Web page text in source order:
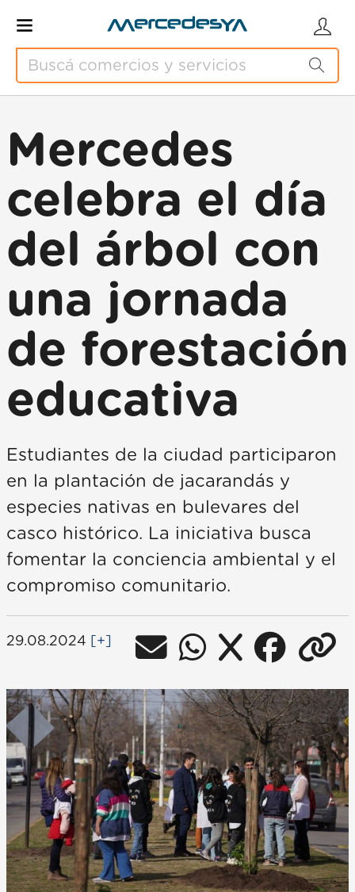
Mercedes
celebra el día
del árbol con
una jornada
de forestación
educativa
Estudiantes de la ciudad participaron
en la plantación de jacarandás y
especies nativas en bulevares del
casco histórico. La iniciativa busca
fomentar la conciencia ambiental y el
compromiso comunitario.
29.08.2024 [+]